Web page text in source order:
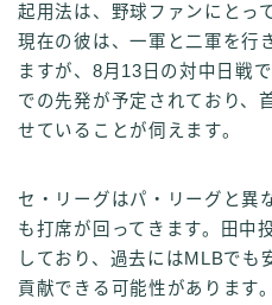
起用法は、野球ファンにとっ
現在の彼は、一軍と二軍を行
ますが、8月13日の対中日戦
での先発が予定されており、
せていることが伺えます。
セ・リーグはパ・リーグと異
も打席が回ってきます。田中
しており、過去にはMLBでも
貢献できる可能性があります